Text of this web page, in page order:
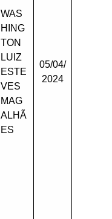
WAS
HING
TON
LUIZ
ESTE
VES
MAG
ALHÃ
ES
05/04/
2024